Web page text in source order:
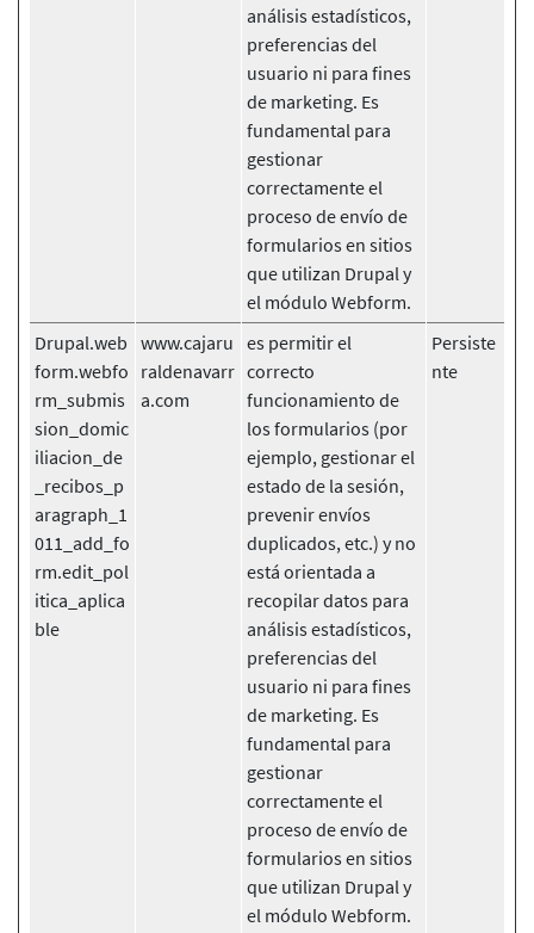
análisis estadísticos,
preferencias del
usuario ni para fines
de marketing. Es
fundamental para
gestionar
correctamente el
proceso de envío de
formularios en sitios
que utilizan Drupal y
el módulo Webform.
Drupal.web
form.webfo
rm_submis
sion_domic
iliacion_de
_recibos_p
aragraph_1
011_add_fo
rm.edit_pol
itica_aplica
ble
www.cajaru
raldenavarr
a.com
es permitir el
correcto
funcionamiento de
los formularios (por
ejemplo, gestionar el
estado de la sesión,
prevenir envíos
duplicados, etc.) y no
está orientada a
recopilar datos para
análisis estadísticos,
preferencias del
usuario ni para fines
de marketing. Es
fundamental para
gestionar
correctamente el
proceso de envío de
formularios en sitios
que utilizan Drupal y
el módulo Webform.
Persiste
nte